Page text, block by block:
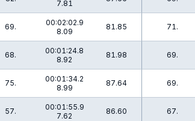
7.81
69.
00:02:02.9
8.09
81.85 71.
68.
00:01:24.8
8.92
81.98 69.
75.
00:01:34.2
8.99
87.64 69.
57.
00:01:55.9
7.62
86.60 67.